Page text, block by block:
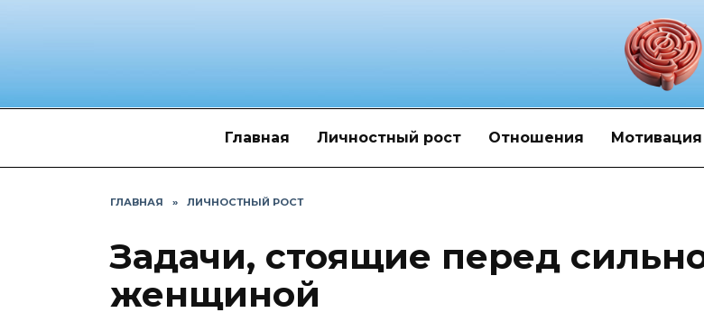
Главная Личностный рост Отношения Мотивация
ГЛАВНАЯ » ЛИЧНОСТНЫЙ РОСТ
Задачи, стоящие перед
женщиной